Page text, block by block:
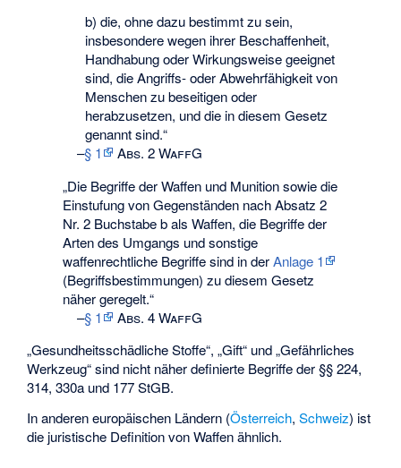
b) die, ohne dazu bestimmt zu sein,
insbesondere wegen ihrer Beschaffenheit,
Handhabung oder Wirkungsweise geeignet
sind, die Angriffs- oder Abwehrfähigkeit von
Menschen zu beseitigen oder
herabzusetzen, und die in diesem Gesetz
genannt sind.“
–§ 1
Abs. 2 WaffG
„Die Begriffe der Waffen und Munition sowie die
Einstufung von Gegenständen nach Absatz 2
Nr. 2 Buchstabe b als Waffen, die Begriffe der
Arten des Umgangs und sonstige
waffenrechtliche Begriffe sind in derAnlage 1
(Begriffsbestimmungen) zu diesem Gesetz
näher geregelt.“
–§ 1
Abs. 4 WaffG
„Gesundheitsschädliche Stoffe“, „Gift“ und „Gefährliches
Werkzeug“ sind nicht näher definierte Begriffe der §§ 224,
314, 330a und 177 StGB.
In anderen europäischen Ländern (Österreich,Schweiz) ist
die juristische Definition von Waffen ähnlich.